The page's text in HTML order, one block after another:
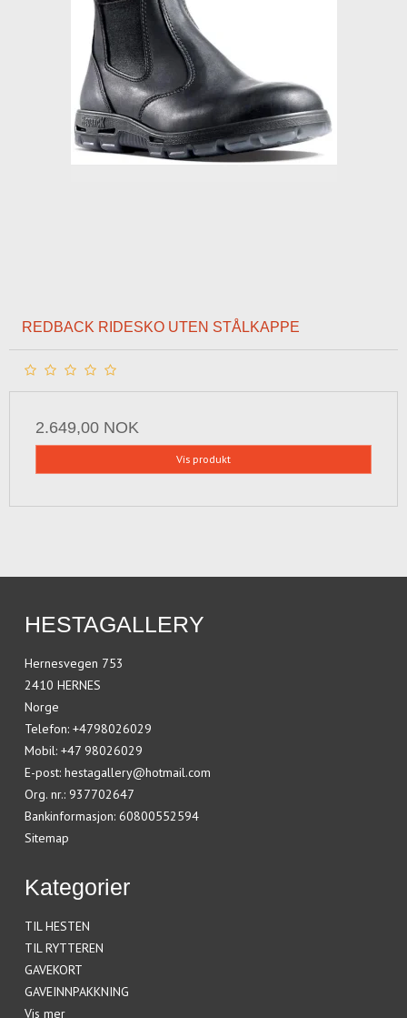
REDBACK RIDESKO UTEN STÅLKAPPE
2.649,00 NOK
Vis produkt
HESTAGALLERY
Hernesvegen 753
2410 HERNES
Norge
Telefon: +4798026029
Mobil: +47 98026029
E-post: hestagallery@hotmail.com
Org. nr.: 937702647
Bankinformasjon: 60800552594
Sitemap
Kategorier
TIL HESTEN
TIL RYTTEREN
GAVEKORT
GAVEINNPAKKNING
Vis mer